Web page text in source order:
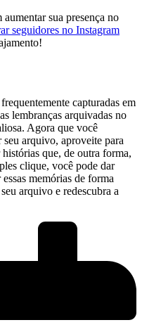
sua presença no
seguidores no Instagram
capturadas⁣ em
lembranças arquivadas no
Agora que você
seu arquivo, aproveite ⁤para⁢
que, de outra forma,
clique, ⁣você pode dar
memórias de forma
⁣arquivo‌ e redescubra ⁣a